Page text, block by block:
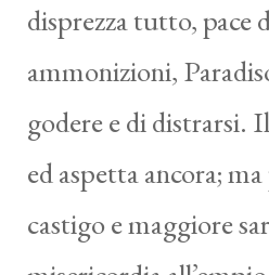
disprezza tutto, pace
ammonizioni,
godere e di distrarsi.
ed aspetta ancora;
castigo e maggiore